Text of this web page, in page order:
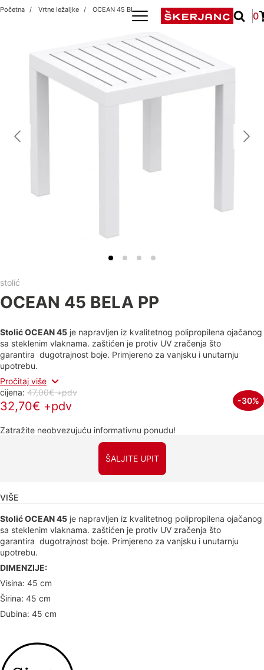
0
Početna Vrtne ležaljke OCEAN 45 BELA PP
stolić
OCEAN 45 BELA PP
Stolić OCEAN 45 je napravljen iz kvalitetnog polipropilena ojačanog
sa steklenim vlaknama. zaštićen je protiv UV zračenja što
garantira dugotrajnost boje. Primjereno za vanjsku i unutarnju
upotrebu.
Pročitaj više
cijena: 47,00€ +pdv
32,70€ +pdv -30%
Zatražite neobvezujuću informativnu ponudu!
ŠALJITE UPIT
VIŠE
Stolić OCEAN 45 je napravljen iz kvalitetnog polipropilena ojačanog
sa steklenim vlaknama. zaštićen je protiv UV zračenja što
garantira dugotrajnost boje. Primjereno za vanjsku i unutarnju
upotrebu.
DIMENZIJE:
Visina: 45 cm
Širina: 45 cm
Dubina: 45 cm